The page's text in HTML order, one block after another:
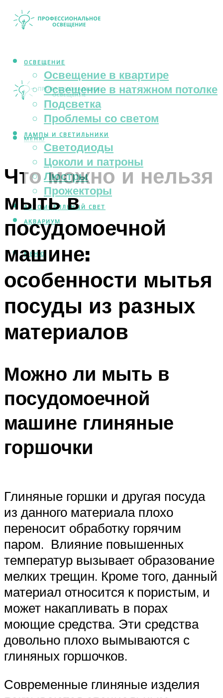
ОСВЕЩЕНИЕ
Освещение в квартире
Освещение в натяжном потолке
Подсветка
Проблемы со светом
ЛАМПЫ И СВЕТИЛЬНИКИ
Светодиоды
Цоколи и патроны
Люстры
Прожекторы
АВТОМОБИЛЬНЫЙ СВЕТ
АКВАРИУМ
МЕНЮ
МЕНЮ
Что можно и нельзя
мыть в
посудомоечной
машине:
особенности мытья
посуды из разных
материалов
Можно ли мыть в
посудомоечной
машине глиняные
горшочки
Глиняные горшки и другая посуда
из данного материала плохо
переносит обработку горячим
паром. Влияние повышенных
температур вызывает образование
мелких трещин. Кроме того, данный
материал относится к пористым, и
может накапливать в порах
моющие средства. Эти средства
довольно плохо вымываются с
глиняных горшочков.
Современные глиняные изделия